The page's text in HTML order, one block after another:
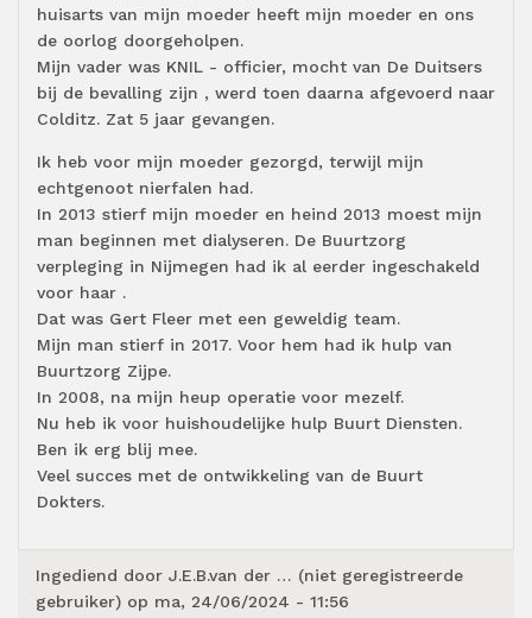
huisarts van mijn moeder heeft mijn moeder en ons
de oorlog doorgeholpen.
Mijn vader was KNIL - officier, mocht van De Duitsers
bij de bevalling zijn , werd toen daarna afgevoerd naar
Colditz. Zat 5 jaar gevangen.
Ik heb voor mijn moeder gezorgd, terwijl mijn
echtgenoot nierfalen had.
In 2013 stierf mijn moeder en heind 2013 moest mijn
man beginnen met dialyseren. De Buurtzorg
verpleging in Nijmegen had ik al eerder ingeschakeld
voor haar .
Dat was Gert Fleer met een geweldig team.
Mijn man stierf in 2017. Voor hem had ik hulp van
Buurtzorg Zijpe.
In 2008, na mijn heup operatie voor mezelf.
Nu heb ik voor huishoudelijke hulp Buurt Diensten.
Ben ik erg blij mee.
Veel succes met de ontwikkeling van de Buurt
Dokters.
Ingediend door J.E.B.van der … (niet geregistreerde
gebruiker) op ma, 24/06/2024 - 11:56